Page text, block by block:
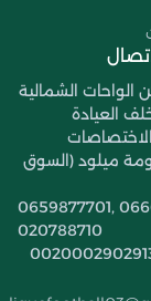
سكن الواحات الشمالية
العيادة
ميلود (السوق
0659877701,
020788710